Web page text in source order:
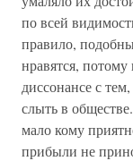
по всей
правило,
нравятся,
диссонансе с
слыть в
мало кому
прибыли не